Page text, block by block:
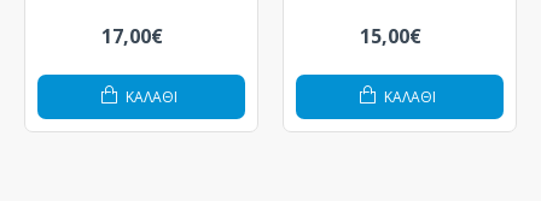
17,00€
ΚΑΛΆΘΙ
15,00€
ΚΑΛΆΘΙ